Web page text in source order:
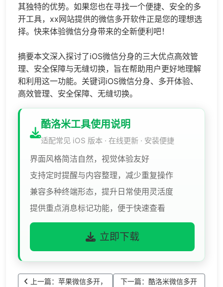
其独特的优势。如果您也在寻找一个便捷、安全的多
开工具，xx网站提供的微信多开软件正是您的理想选
择。快来体验微信分身带来的全新便利吧！
摘要本文深入探讨了iOS微信分身的三大优点高效管
理、安全保障与无缝切换，旨在帮助用户更好地理解
和利用这一功能。关键词iOS微信分身、多开体验、
高效管理、安全保障、无缝切换。
酷洛米工具使用说明
适配常见 iOS 版本 · 在线更新 · 安装便捷
界面风格简洁自然，视觉体验友好
支持定时提醒与内容整理，减少重复操作
兼容多种终端形态，提升日常使用灵活度
提供重点消息标记功能，便于快速查看
立即下载
上一篇：苹果微信多开，
下一篇：酷洛米微信多开